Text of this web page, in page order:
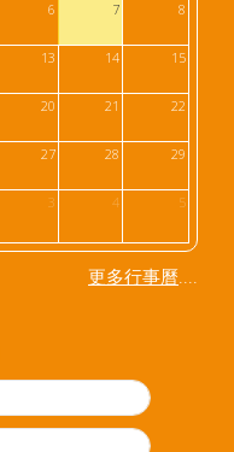
6 7 8
13 14 15
20 21 22
27 28 29
3 4 5
更多行事曆....